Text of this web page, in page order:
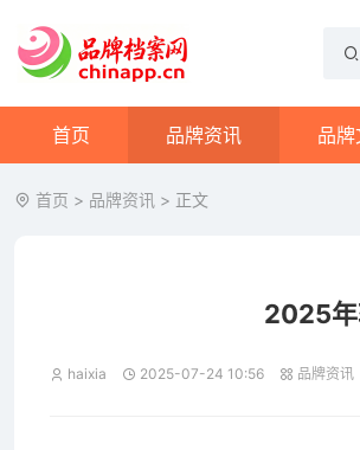
首页 品牌资讯 品
首页 > 品牌资讯 > 正文
2025年
haixia 2025-07-24 10:56 品牌资讯